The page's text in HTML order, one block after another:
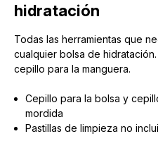
hidratación
Todas las herramientas que
cualquier bolsa de
cepillo para la manguera.
Cepillo para la bolsa y
mordida
Pastillas de limpieza no